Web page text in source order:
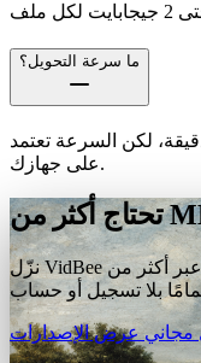
ما سرعة التحويل؟
لكن السرعة تعتمد
على جهازك.
نزّل VidBee لتنزيل الفيديوهات دفعة واحدة وإدارتها عبر أكثر من
مجانيعرض الإصدارات